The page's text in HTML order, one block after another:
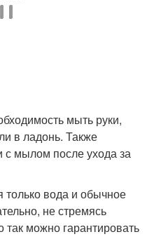
мыть руки,
в ладонь. Также
с мылом после ухода за
вода и обычное
не стремясь
так можно гарантировать